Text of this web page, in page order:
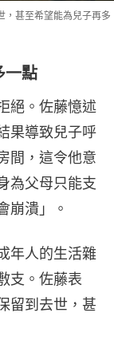
，甚至希望能為兒子再多
一點
絕。佐藤憶述
果導致兒子呼
間，這令他意
為父母只能支
崩潰」。
年人的生活雜
支。佐藤表
留到去世，甚